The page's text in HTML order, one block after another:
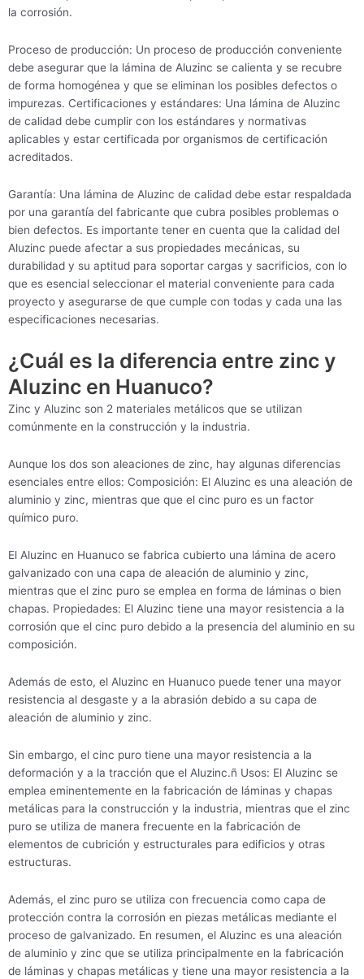
la corrosión.
Proceso de producción: Un proceso de producción conveniente
debe asegurar que la lámina de Aluzinc se calienta y se recubre
de forma homogénea y que se eliminan los posibles defectos o
impurezas. Certificaciones y estándares: Una lámina de Aluzinc
de calidad debe cumplir con los estándares y normativas
aplicables y estar certificada por organismos de certificación
acreditados.
Garantía: Una lámina de Aluzinc de calidad debe estar respaldada
por una garantía del fabricante que cubra posibles problemas o
bien defectos. Es importante tener en cuenta que la calidad del
Aluzinc puede afectar a sus propiedades mecánicas, su
durabilidad y su aptitud para soportar cargas y sacrificios, con lo
que es esencial seleccionar el material conveniente para cada
proyecto y asegurarse de que cumple con todas y cada una las
especificaciones necesarias.
¿Cuál es la diferencia entre zinc y
Aluzinc en Huanuco?
Zinc y Aluzinc son 2 materiales metálicos que se utilizan
comúnmente en la construcción y la industria.
Aunque los dos son aleaciones de zinc, hay algunas diferencias
esenciales entre ellos: Composición: El Aluzinc es una aleación de
aluminio y zinc, mientras que que el cinc puro es un factor
químico puro.
El Aluzinc en Huanuco se fabrica cubierto una lámina de acero
galvanizado con una capa de aleación de aluminio y zinc,
mientras que el zinc puro se emplea en forma de láminas o bien
chapas. Propiedades: El Aluzinc tiene una mayor resistencia a la
corrosión que el cinc puro debido a la presencia del aluminio en su
composición.
Además de esto, el Aluzinc en Huanuco puede tener una mayor
resistencia al desgaste y a la abrasión debido a su capa de
aleación de aluminio y zinc.
Sin embargo, el cinc puro tiene una mayor resistencia a la
deformación y a la tracción que el Aluzinc.ñ Usos: El Aluzinc se
emplea eminentemente en la fabricación de láminas y chapas
metálicas para la construcción y la industria, mientras que el zinc
puro se utiliza de manera frecuente en la fabricación de
elementos de cubrición y estructurales para edificios y otras
estructuras.
Además, el zinc puro se utiliza con frecuencia como capa de
protección contra la corrosión en piezas metálicas mediante el
proceso de galvanizado. En resumen, el Aluzinc es una aleación
de aluminio y zinc que se utiliza principalmente en la fabricación
de láminas y chapas metálicas y tiene una mayor resistencia a la